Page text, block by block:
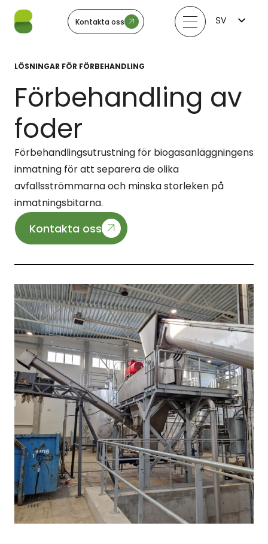
Kontakta oss
SV
NO
LÖSNINGAR FÖR FÖRBEHANDLING
Förbehandling av
foder
Förbehandlingsutrustning för biogasanläggningens
inmatning för att separera de olika
avfallsströmmarna och minska storleken på
inmatningsbitarna.
Kontakta oss